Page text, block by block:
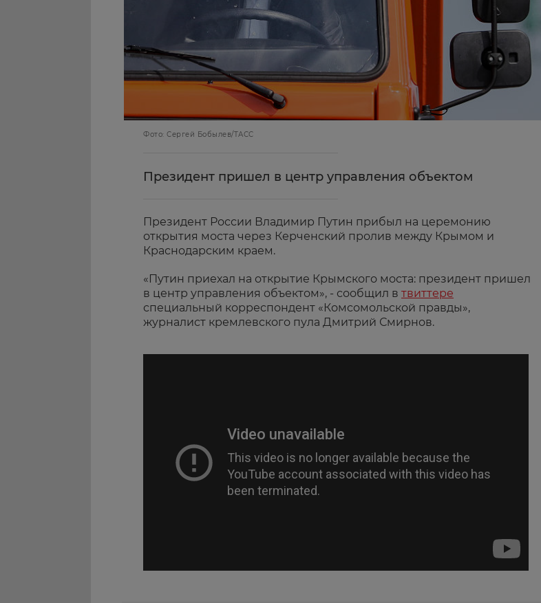
Фото: Сергей Бобылев/ТАСС
Президент пришел в центр управления объектом
Президент России Владимир Путин прибыл на церемонию
открытия моста через Керченский пролив между Крымом и
Краснодарским краем.
«Путин приехал на открытие Крымского моста: президент пришел
в центр управления объектом», - сообщил в твиттере
специальный корреспондент «Комсомольской правды»,
журналист кремлевского пула Дмитрий Смирнов.